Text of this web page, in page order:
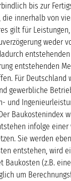
bis zur
die innerhalb von
gilt für
weder
entstehenden
Für
gewerbliche
und
infolge
Sie werden
entstehen, wird
Baukosten (z.B.
um